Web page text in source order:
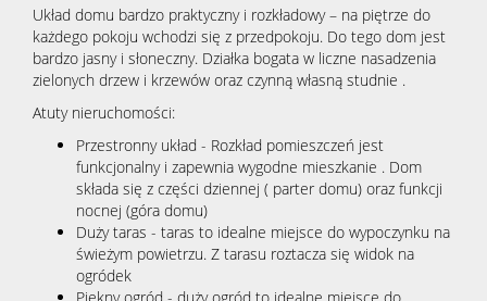
Układ domu bardzo praktyczny i rozkładowy – na piętrze do
każdego pokoju wchodzi się z przedpokoju. Do tego dom jest
bardzo jasny i słoneczny. Działka bogata w liczne nasadzenia
zielonych drzew i krzewów oraz czynną własną studnie .
Atuty nieruchomości:
Przestronny układ - Rozkład pomieszczeń jest
funkcjonalny i zapewnia wygodne mieszkanie . Dom
składa się z części dziennej ( parter domu) oraz funkcji
nocnej (góra domu)
Duży taras - taras to idealne miejsce do wypoczynku na
świeżym powietrzu. Z tarasu roztacza się widok na
ogródek